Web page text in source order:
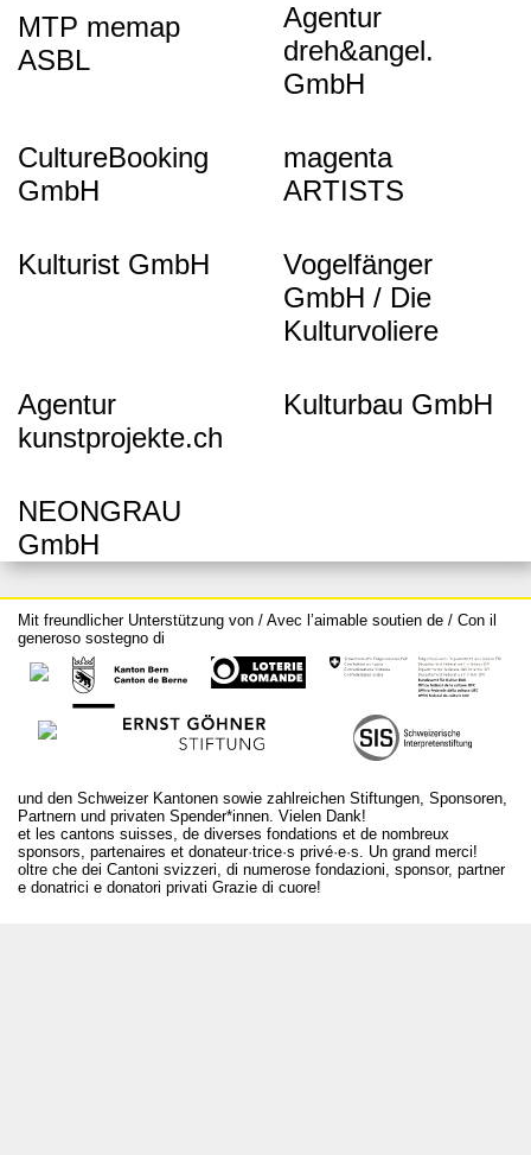
MTP memap
ASBL
Agentur
dreh&angel.
GmbH
CultureBooking
GmbH
magenta
ARTISTS
Kulturist GmbH
Vogelfänger
GmbH / Die
Kulturvoliere
Agentur
kunstprojekte.ch
Kulturbau GmbH
NEONGRAU
GmbH
Mit freundlicher Unterstützung von / Avec l’aimable soutien de / Con il
generoso sostegno di
und den Schweizer Kantonen sowie zahlreichen Stiftungen, Sponsoren,
Partnern und privaten Spender*innen. Vielen Dank!
et les cantons suisses, de diverses fondations et de nombreux
sponsors, partenaires et donateur·trice·s privé·e·s. Un grand merci!
oltre che dei Cantoni svizzeri, di numerose fondazioni, sponsor, partner
e donatrici e donatori privati Grazie di cuore!